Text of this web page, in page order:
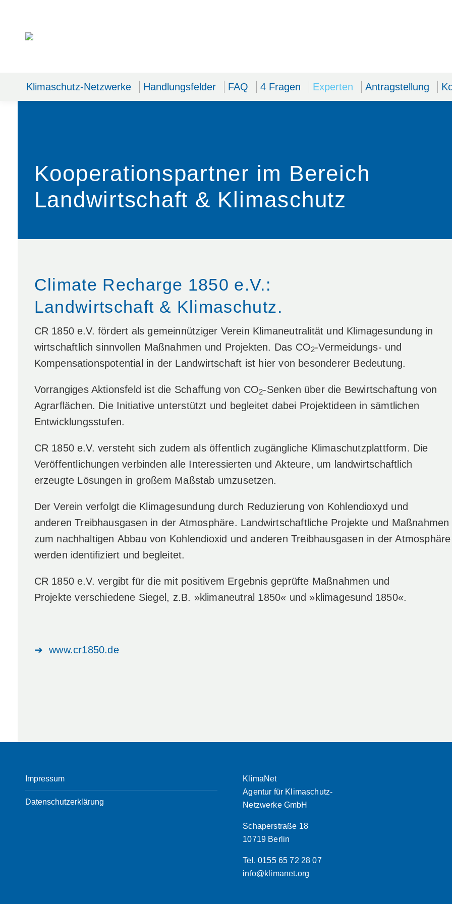
Klimaschutz-Netzwerke Handlungsfelder FAQ 4 Fragen Experten Antragstellung
Kooperationspartner im Bereich
Landwirtschaft & Klimaschutz
Climate Recharge 1850 e.V.:
Landwirtschaft & Klimaschutz.
CR 1850 e.V. fördert als gemeinnütziger Verein Klimaneutralität und Klimagesundung in
wirtschaftlich sinnvollen Maßnahmen und Projekten. Das CO2-Vermeidungs- und
Kompensationspotential in der Landwirtschaft ist hier von besonderer Bedeutung.
Vorrangiges Aktionsfeld ist die Schaffung von CO2-Senken über die Bewirtschaftung von
Agrarflächen. Die Initiative unterstützt und begleitet dabei Projektideen in sämtlichen
Entwicklungsstufen.
CR 1850 e.V. versteht sich zudem als öffentlich zugängliche Klimaschutzplattform. Die
Veröffentlichungen verbinden alle Interessierten und Akteure, um landwirtschaftlich
erzeugte Lösungen in großem Maßstab umzusetzen.
Der Verein verfolgt die Klimagesundung durch Reduzierung von Kohlendioxyd und
anderen Treibhausgasen in der Atmosphäre. Landwirtschaftliche Projekte und Maßnahmen
zum nachhaltigen Abbau von Kohlendioxid und anderen Treibhausgasen in der Atmosphäre
werden identifiziert und begleitet.
CR 1850 e.V. vergibt für die mit positivem Ergebnis geprüfte Maßnahmen und
Projekte verschiedene Siegel, z.B. »klimaneutral 1850« und »klimagesund 1850«.
➔www.cr1850.de
Impressum
Datenschutzerklärung
KlimaNet
Agentur für Klimaschutz-
Netzwerke GmbH
Schaperstraße 18
10719 Berlin
Tel. 0155 65 72 28 07
info@klimanet.org